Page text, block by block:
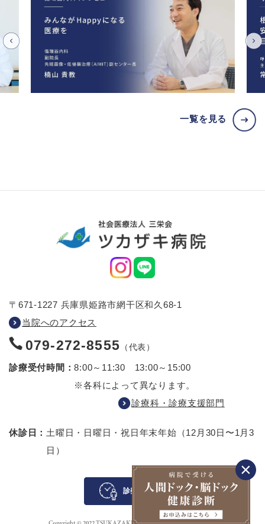
一覧を見る
〒671-1227 兵庫県姫路市網干区和久68-1
当院へのアクセス
079-272-8555 （代表）
診療受付時間：8:00～11:30 13:00～15:00
※各科によって異なります。
診療科・診療支援部門
休診日： 土曜日・日曜日・祝日年末年始（12月30日〜1月3
日）
診察待ち案内